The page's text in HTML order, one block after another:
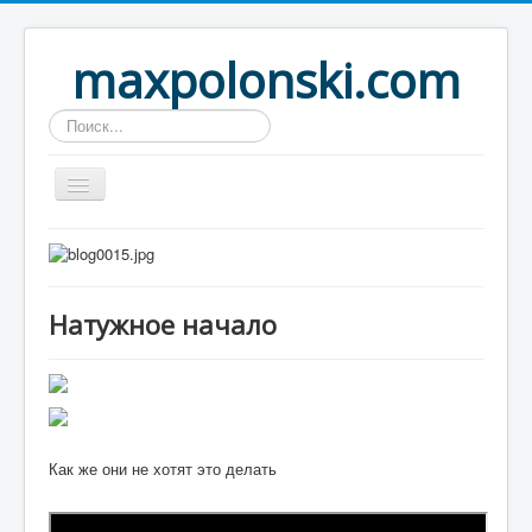
maxpolonski.com
Искать...
Home
Рассказы
Натужное начало
Как же они не хотят это делать